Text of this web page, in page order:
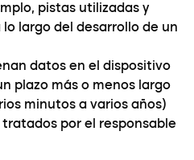
pistas utilizadas y
largo del desarrollo de un
datos en el dispositivo
plazo más o menos largo
minutos a varios años)
por el responsable